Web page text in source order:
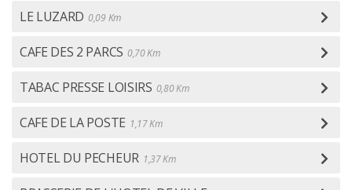
LE LUZARD 0,09 Km
CAFE DES 2 PARCS 0,70 Km
TABAC PRESSE LOISIRS 0,80 Km
CAFE DE LA POSTE 1,17 Km
HOTEL DU PECHEUR 1,37 Km